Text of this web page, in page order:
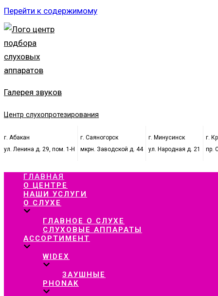
Перейти к содержимому
Галерея звуков
Центр слухопротезирования
г. Абакан
ул. Ленина д. 29, пом. 1-Н
г. Саяногорск
мкрн. Заводской д. 44
г. Минусинск
ул. Народная д. 21
г.
пр.
ГЛАВНАЯ
О ЦЕНТРЕ
НАШИ УСЛУГИ
О СЛУХЕ
ГЛАВНОЕ О СЛУХЕ
СЛУХОВЫЕ АППАРАТЫ
АССОРТИМЕНТ
WIDEX
ЗАУШНЫЕ
PHONAK